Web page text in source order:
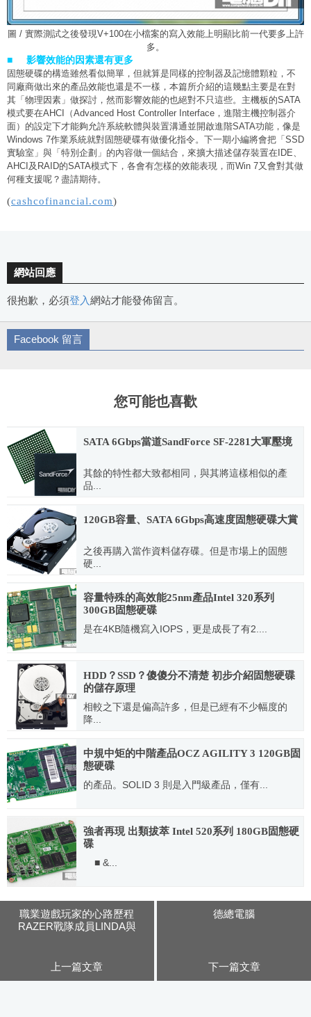
圖 / 實際測試之後發現V+100在小檔案的寫入效能上明顯比前一代要多上許
多。
■ 影響效能的因素還有更多
固態硬碟的構造雖然看似簡單，但就算是同樣的控制器及記憶體顆粒，不
同廠商做出來的產品效能也還是不一樣，本篇所介紹的這幾點主要是在對
其「物理因素」做探討，然而影響效能的也絕對不只這些。主機板的SATA
模式要在AHCI（Advanced Host Controller Interface，進階主機控制器介
面）的設定下才能夠允許系統軟體與裝置溝通並開啟進階SATA功能，像是
Windows 7作業系統就對固態硬碟有做優化指令。下一期小編將會把「SSD
實驗室」與「特別企劃」的內容做一個結合，來擴大描述儲存裝置在IDE、
AHCI及RAID的SATA模式下，各會有怎樣的效能表現，而Win 7又會對其做
何種支援呢？盡請期待。
(cashcofinancial.com)
網站回應
很抱歉，必須登入網站才能發佈留言。
Facebook 留言
您可能也喜歡
SATA 6Gbps當道SandForce SF-2281大軍壓境
其餘的特性都大致都相同，與其將這樣相似的產
品...
120GB容量、SATA 6Gbps高速度固態硬碟大賞
之後再購入當作資料儲存碟。但是市場上的固態
硬...
容量特殊的高效能25nm產品Intel 320系列
300GB固態硬碟
是在4KB隨機寫入IOPS，更是成長了有2....
HDD？SSD？傻傻分不清楚 初步介紹固態硬碟
的儲存原理
相較之下還是偏高許多，但是已經有不少幅度的
降...
中規中矩的中階產品OCZ AGILITY 3 120GB固
態硬碟
的產品。SOLID 3 則是入門級產品，僅有...
強者再現 出類拔萃 Intel 520系列 180GB固態硬
碟
■ &...
職業遊戲玩家的心路歷程
RAZER戰隊成員LINDA與
上一篇文章
德總電腦
下一篇文章